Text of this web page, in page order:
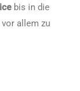
bis in die
allem zu